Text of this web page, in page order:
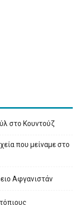
στο Κουντούζ
που μείναμε στο
Αφγανιστάν